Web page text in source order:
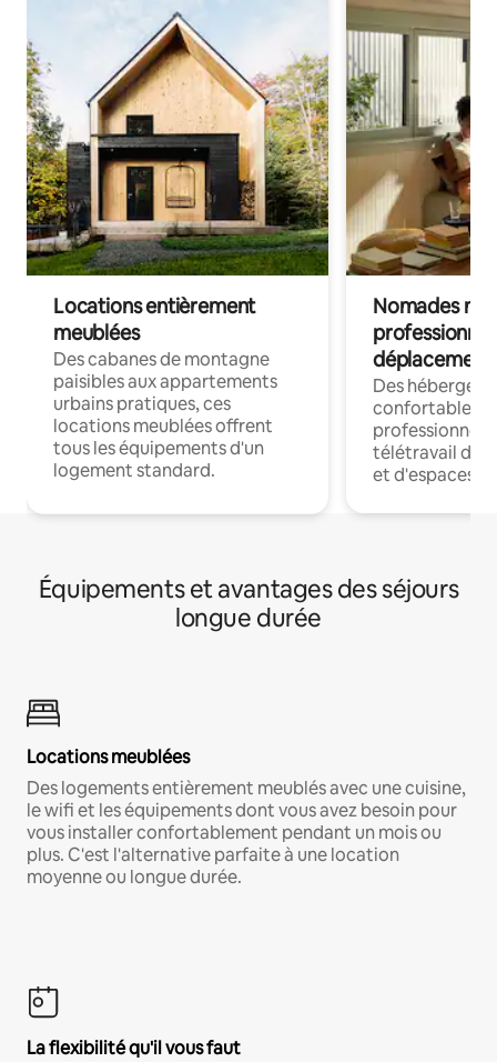
Locations entièrement
meublées
Des cabanes de montagne
paisibles aux appartements
urbains pratiques, ces
locations meublées offrent
tous les équipements d'un
logement standard.
Nomades
déplacement
Des
confortables
professionnels
télétravail
et d'espaces
Équipements et avantages des séjours
longue durée
Locations meublées
Des logements entièrement meublés avec une cuisine,
le wifi et les équipements dont vous avez besoin pour
vous installer confortablement pendant un mois ou
plus. C'est l'alternative parfaite à une location
moyenne ou longue durée.
La flexibilité qu'il vous faut